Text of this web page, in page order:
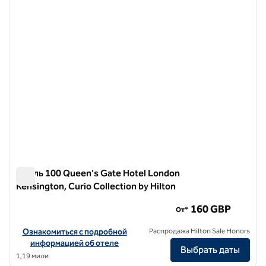
1 из 12
Отель 100 Queen's Gate Hotel London
Kensington, Curio Collection by Hilton
Посмотреть информацию об отеле 100 Queen's Gate Hotel
Ознакомиться с подробной
информацией об отеле
1,19 мили
От* 160 GBP
Распродажа Hilton Sale Honors
Выбрать даты